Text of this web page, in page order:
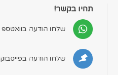
תהיו בקשר!
שלחו הודעה בוואטספ
שלחו הודעה בפייסבוק